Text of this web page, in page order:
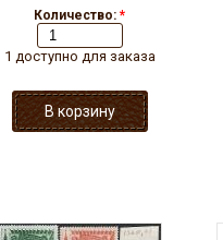
Количество: *
1 доступно для заказа